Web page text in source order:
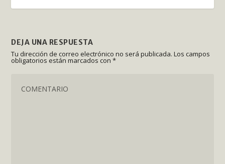
DEJA UNA RESPUESTA
Tu dirección de correo electrónico no será publicada. Los campos
obligatorios están marcados con*